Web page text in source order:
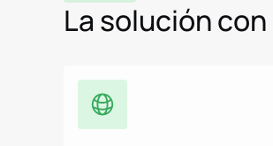
La solución con